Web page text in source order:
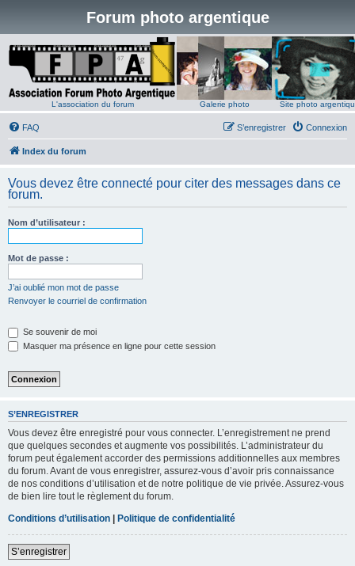
Forum photo argentique
L'association du forum Galerie photo Site photo
FAQ Connexion
S’enregistrer
Index du forum
Vous devez être connecté pour citer des messages dans ce
forum.
Nom d’utilisateur :
Mot de passe :
J’ai oublié mon mot de passe
Renvoyer le courriel de confirmation
Se souvenir de moi
Masquer ma présence en ligne pour cette session
S’ENREGISTRER
Vous devez être enregistré pour vous connecter. L’enregistrement ne prend
que quelques secondes et augmente vos possibilités. L’administrateur du
forum peut également accorder des permissions additionnelles aux membres
du forum. Avant de vous enregistrer, assurez-vous d’avoir pris connaissance
de nos conditions d’utilisation et de notre politique de vie privée. Assurez-vous
de bien lire tout le règlement du forum.
Conditions d’utilisation | Politique de confidentialité
S’enregistrer